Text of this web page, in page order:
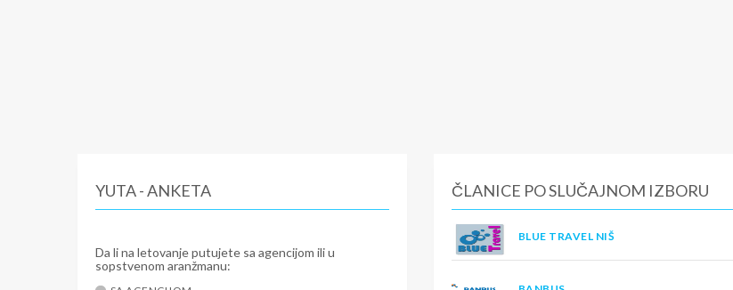
YUTA - ANKETA
Da li na letovanje putujete sa agencijom ili u
sopstvenom aranžmanu:
ČLANICE PO SLUČAJNOM IZBORU
BLUE TRAVEL NIŠ